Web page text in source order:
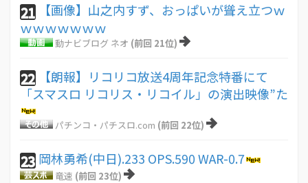
21
【画像】山之内すず、おっぱいが聳え立つｗ
ｗｗｗｗｗｗｗ
動ナビブログ ネオ (前回 21位)
22
【朗報】リコリコ放送4周年記念特番にて
「スマスロ リコリス・リコイル」の演出映像”た
パチンコ・パチスロ.com (前回 22位)
23 岡林勇希(中日).233 OPS.590 WAR-0.7
竜速 (前回 23位)